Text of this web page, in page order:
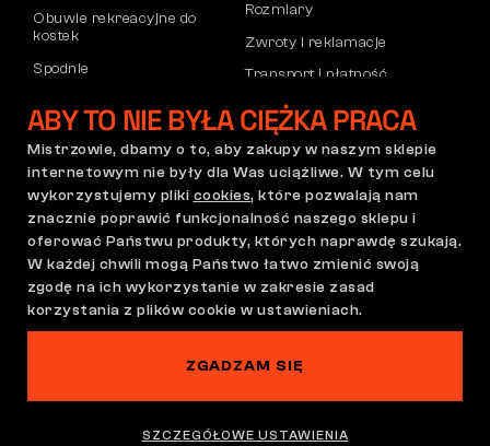
Obuwie rekreacyjne do
kostek
Spodnie
Rozmiary
Zwroty i reklamacje
Transport i płatność
Konto firmowe
Rejestracja partnerów B2B
Reklamacje i gwarancja
Regulamin zakupów
Polityka reklamacji
Ustawienia plików cookie
GDPR
Polska | Polski
ABY TO NIE BYŁA CIĘŻKA PRACA
Mistrzowie, dbamy o to, aby zakupy w naszym sklepie
internetowym nie były dla Was uciążliwe. W tym celu
wykorzystujemy pliki cookies, które pozwalają nam
znacznie poprawić funkcjonalność naszego sklepu i
oferować Państwu produkty, których naprawdę szukają.
W każdej chwili mogą Państwo łatwo zmienić swoją
zgodę na ich wykorzystanie w zakresie zasad
korzystania z plików cookie w ustawieniach.
ZGADZAM SIĘ
SZCZEGÓŁOWE USTAWIENIA